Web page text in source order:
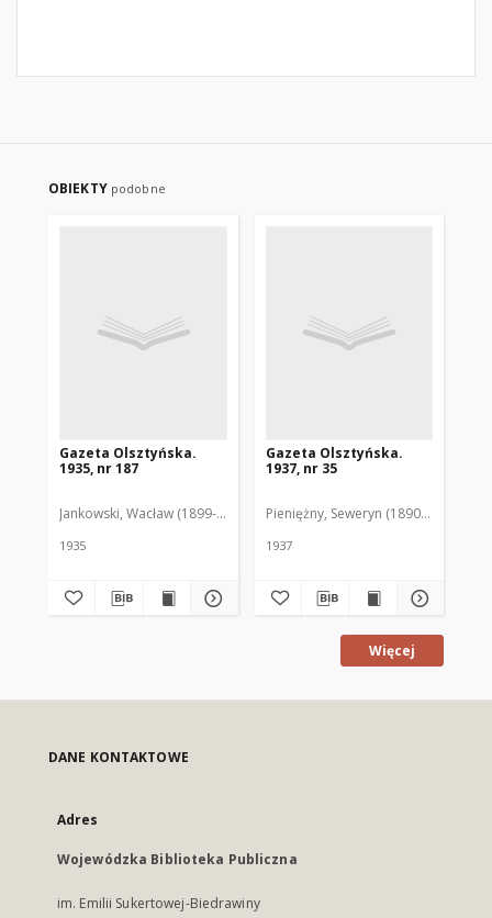
OBIEKTY podobne
Gazeta Olsztyńska.
1935, nr 187
Jankowski, Wacław (1899-1975). Red.
1935
Gazeta Olsztyńska.
1937, nr 35
Pieniężny, Seweryn (1890-1940). Red.
1937
Więcej
DANE KONTAKTOWE
Adres
Wojewódzka Biblioteka Publiczna
im. Emilii Sukertowej-Biedrawiny